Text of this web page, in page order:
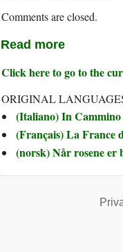
Comments are closed.
Read more
Click here to go to the
ORIGINAL
(Italiano) In
(Français) La France
(norsk) Når rosene er